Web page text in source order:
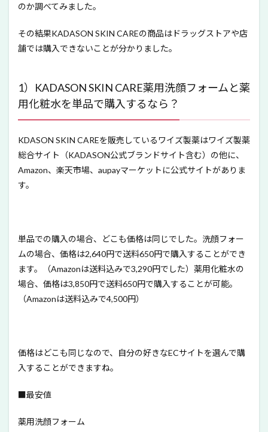
のか調べてみました。
その結果KADASON SKIN CAREの商品はドラッグストアや店
舗では購入できないことが分かりました。
1）KADASON SKIN CARE薬用洗顔フォームと薬
用化粧水を単品で購入するなら？
KDASON SKIN CAREを販売しているワイズ製薬はワイズ製薬
総合サイト（KADASON公式ブランドサイト含む）の他に、
Amazon、楽天市場、aupayマーケットに公式サイトがありま
す。
単品での購入の場合、どこも価格は同じでした。洗顔フォー
ムの場合、価格は2,640円で送料650円で購入することができ
ます。（Amazonは送料込みで3,290円でした）薬用化粧水の
場合、価格は3,850円で送料650円で購入することが可能。
（Amazonは送料込みで4,500円）
価格はどこも同じなので、自分の好きなECサイトを選んで購
入することができますね。
■最安値
薬用洗顔フォーム